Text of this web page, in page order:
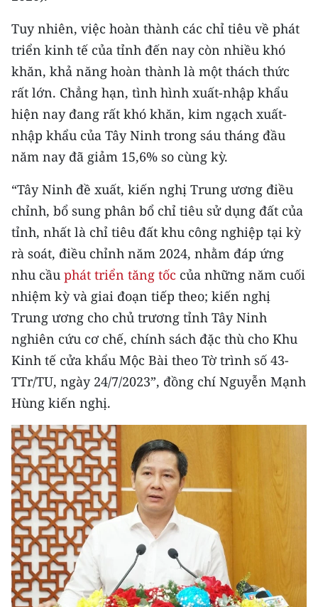
中文
FRANÇAIS
РУССКИЙ
ESPAÑOL
Tuy nhiên, việc hoàn thành các chỉ tiêu về phát
triển kinh tế của tỉnh đến nay còn nhiều khó
khăn, khả năng hoàn thành là một thách thức
rất lớn. Chẳng hạn, tình hình xuất-nhập khẩu
hiện nay đang rất khó khăn, kim ngạch xuất-
nhập khẩu của Tây Ninh trong sáu tháng đầu
năm nay đã giảm 15,6% so cùng kỳ.
“Tây Ninh đề xuất, kiến nghị Trung ương điều
chỉnh, bổ sung phân bổ chỉ tiêu sử dụng đất của
tỉnh, nhất là chỉ tiêu đất khu công nghiệp tại kỳ
rà soát, điều chỉnh năm 2024, nhằm đáp ứng
nhu cầu phát triển tăng tốc của những năm cuối
nhiệm kỳ và giai đoạn tiếp theo; kiến nghị
Trung ương cho chủ trương tỉnh Tây Ninh
nghiên cứu cơ chế, chính sách đặc thù cho Khu
Kinh tế cửa khẩu Mộc Bài theo Tờ trình số 43-
TTr/TU, ngày 24/7/2023”, đồng chí Nguyễn Mạnh
Hùng kiến nghị.